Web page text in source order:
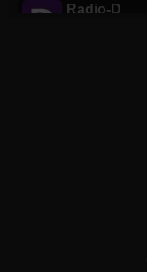
Radio-D